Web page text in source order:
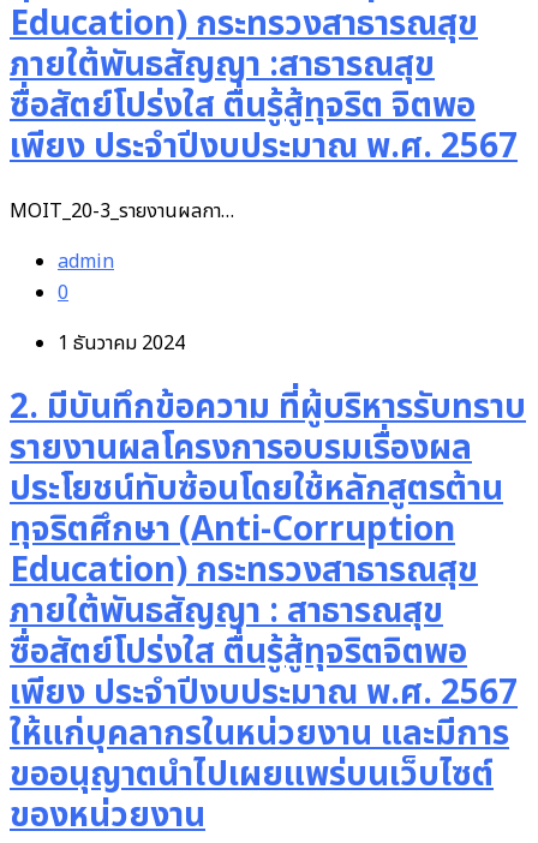
Education) กระทรวงสาธารณสุข
ภายใต้พันธสัญญา :สาธารณสุข
ซื่อสัตย์โปร่งใส ตื่นรู้สู้ทุจริต จิตพอ
เพียง ประจำปีงบประมาณ พ.ศ. 2567
MOIT_20-3_รายงานผลกา…
admin
0
1 ธันวาคม 2024
2. มีบันทึกข้อความ ที่ผู้บริหารรับทราบ
รายงานผลโครงการอบรมเรื่องผล
ประโยชน์ทับซ้อนโดยใช้หลักสูตรต้าน
ทุจริตศึกษา (Anti-Corruption
Education) กระทรวงสาธารณสุข
ภายใต้พันธสัญญา : สาธารณสุข
ซื่อสัตย์โปร่งใส ตื่นรู้สู้ทุจริตจิตพอ
เพียง ประจำปีงบประมาณ พ.ศ. 2567
ให้แก่บุคลากรในหน่วยงาน และมีการ
ขออนุญาตนำไปเผยแพร่บนเว็บไซต์
ของหน่วยงาน